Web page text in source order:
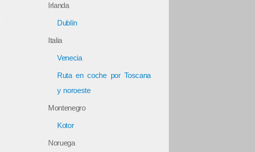
Irlanda
Dublín
Italia
Venecia
Ruta en coche por Toscana
y noroeste
Montenegro
Kotor
Noruega